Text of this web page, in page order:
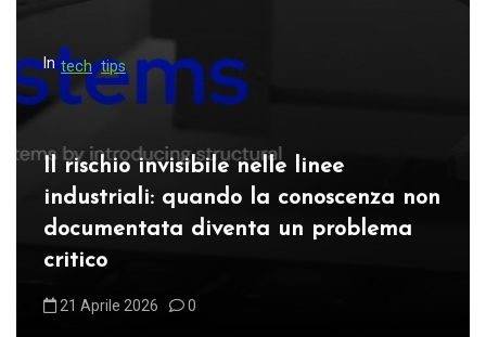
e
e
In tech tips
Il rischio invisibile nelle linee
industriali: quando la conoscenza non
documentata diventa un problema
critico
21 Aprile 2026 0